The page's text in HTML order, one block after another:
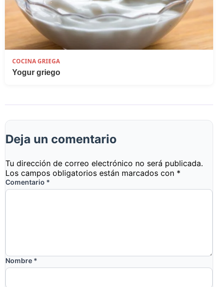
COCINA GRIEGA
Yogur griego
Deja un comentario
Tu dirección de correo electrónico no será publicada.
Los campos obligatorios están marcados con *
Comentario *
Nombre *